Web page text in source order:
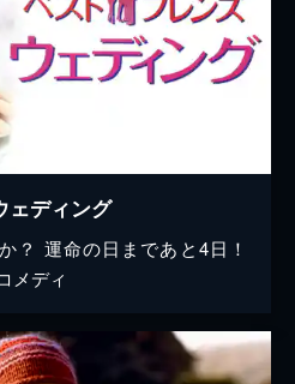
ェディング
？ 運命の日まであと4日！
メディ